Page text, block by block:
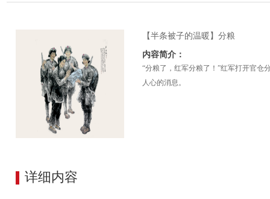
【半条被子的温暖】分粮
内容简介：
“分粮了，红军分粮了！”红军打开官仓
人心的消息。
详细内容